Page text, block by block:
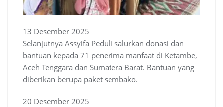
13 Desember 2025
Selanjutnya Assyifa Peduli salurkan donasi dan
bantuan kepada 71 penerima manfaat di Ketambe,
Aceh Tenggara dan Sumatera Barat. Bantuan yang
diberikan berupa paket sembako.
20 Desember 2025